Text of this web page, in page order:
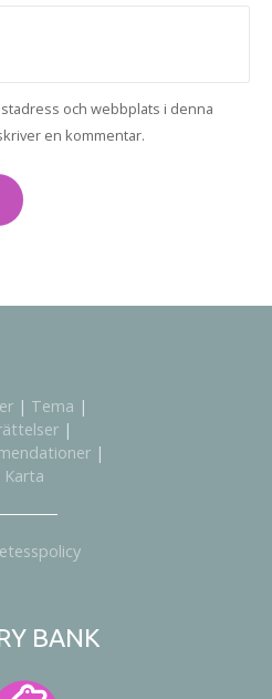
och webbplats i denna
en kommentar.
| Tema |
|
|
Karta
BANK